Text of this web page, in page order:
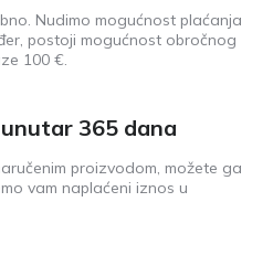
Nudimo mogućnost plaćanja
postoji mogućnost obročnog
100 €.
365 dana
proizvodom, možete ga
vam naplaćeni iznos u